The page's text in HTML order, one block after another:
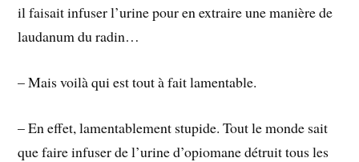
il faisait infuser l’urine pour en extraire une manière de
laudanum du radin…
– Mais voilà qui est tout à fait lamentable.
– En effet, lamentablement stupide. Tout le monde sait
que faire infuser de l’urine d’opiomane détruit tous les